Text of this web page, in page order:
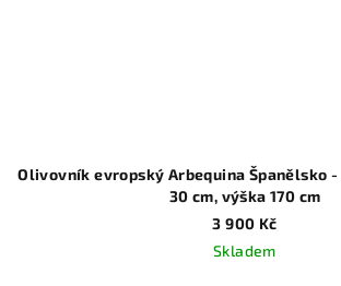
Olivovník evropský Arbequina Španělsko -
30 cm, výška 170 cm
3 900 Kč
Skladem